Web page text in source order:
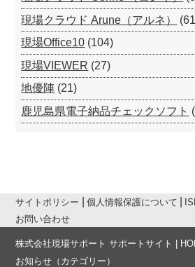
現場クラウド Arune（アルネ）
現場Office10 (104)
現場VIEWER (27)
地優陣 (21)
鹿児島県電子納品チェックソフト
サイトポリシー 個人情報保護について
お問い合わせ
株式会社現場サポート サポートサイト |
お知らせ （カテゴリー）